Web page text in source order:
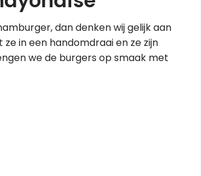
dan denken wij gelijk aan
in een handomdraai en ze zijn
we de burgers op smaak met